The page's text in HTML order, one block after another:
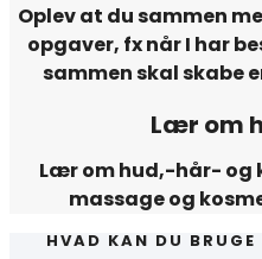
Oplev at du sammen
opgaver, fx når I har
sammen skal skabe
Lær om
Lær om hud,-hår- og
massage og
HVAD KAN DU